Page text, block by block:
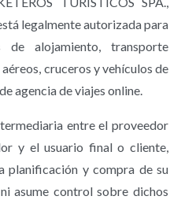
legalmente autorizada para
de alojamiento, transporte
cruceros y vehículos de
agencia de viajes online.
entre el proveedor
y el usuario final o cliente,
planificación y compra de su
asume control sobre dichos